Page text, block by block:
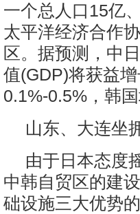
一个总人口15亿
太平洋经济合作
区。据预测，中
值(GDP)将获益
0.1%-0.5%，韩
山东、大连坐
由于日本态度
中韩自贸区的建
础设施三大优势